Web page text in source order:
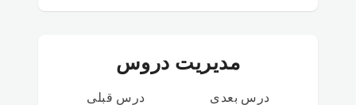
مدیریت دروس
درس قبلی درس بعدی